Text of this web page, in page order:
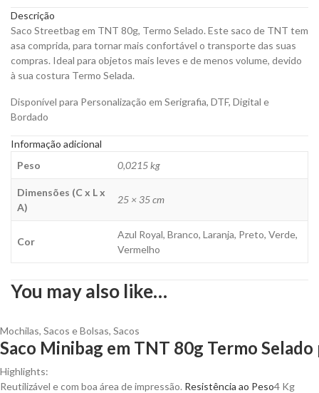
quantity
Descrição
Saco Streetbag em TNT 80g, Termo Selado. Este saco de TNT tem
asa comprida, para tornar mais confortável o transporte das suas
compras. Ideal para objetos mais leves e de menos volume, devido
à sua costura Termo Selada.
Disponível para Personalização em Serigrafia, DTF, Digital e
Bordado
Informação adicional
Peso
0,0215 kg
Dimensões (C x L x
A)
25 × 35 cm
Cor
Azul Royal, Branco, Laranja, Preto, Verde,
Vermelho
You may also like…
Mochilas, Sacos e Bolsas, Sacos
Saco Minibag em TNT 80g Termo
Highlights:
Reutilizável e com boa área de impressão. Resistência ao Peso4 Kg